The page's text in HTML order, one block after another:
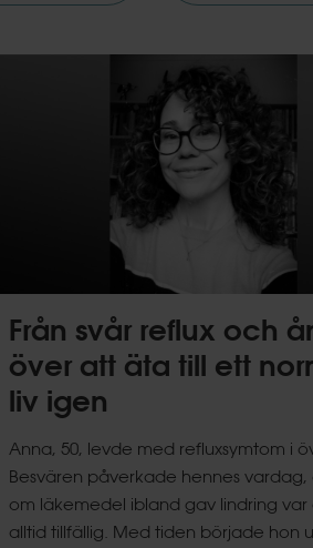
Från svår reflux och
över att äta till ett
liv igen
Anna, 50, levde med refluxsymtom i
Besvären påverkade hennes
om läkemedel ibland gav lindring
alltid tillfällig. Med tiden började hon